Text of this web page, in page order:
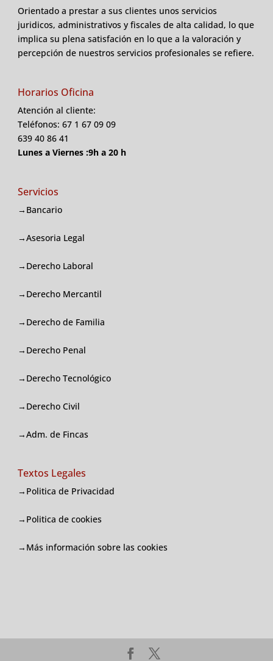
Orientado a prestar a sus clientes unos servicios
juridicos, administrativos y fiscales de alta calidad, lo que
implica su plena satisfación en lo que a la valoración y
percepción de nuestros servicios profesionales se refiere.
Horarios Oficina
Atención al cliente:
Teléfonos: 67 1 67 09 09
639 40 86 41
Lunes a Viernes :9h a 20 h
Servicios
→Bancario
→Asesoria Legal
→Derecho Laboral
→Derecho Mercantil
→Derecho de Familia
→Derecho Penal
→Derecho Tecnológico
→Derecho Civil
→Adm. de Fincas
Textos Legales
→Politica de Privacidad
→Politica de cookies
→ Más información sobre las cookies